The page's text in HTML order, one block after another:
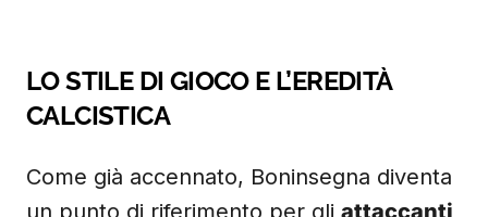
LO STILE DI GIOCO E L’EREDITÀ
CALCISTICA
Come già accennato, Boninsegna diventa
un punto di riferimento per gli attaccanti